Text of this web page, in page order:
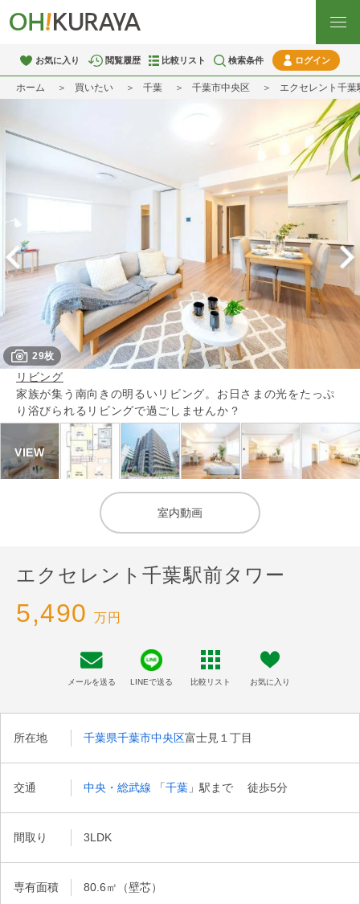
お気に入り 閲覧履歴 比較リスト 検索条件 ログイン
ホーム 買いたい 千葉 千葉市中央区 エクセレント千葉
リビング
家族が集う南向きの明るいリビング。お日さまの光をたっぷ
り浴びられるリビングで過ごしませんか？
29枚
室内動画
エクセレント千葉駅前タワー
5,490 万円
所在地 千葉県千葉市中央区富士見１丁目
交通 中央・総武線 「千葉 」駅まで 徒歩5分
間取り 3LDK
専有面積 80.6㎡（壁芯）
メールを送る LINEで送る 比較リスト お気に入り